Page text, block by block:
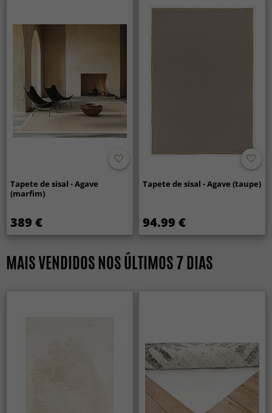
Tapete de sisal - Agave
(marfim)
389 €
Tapete de sisal - Agave (taupe)
94.99 €
MAIS VENDIDOS NOS ÚLTIMOS 7 DIAS